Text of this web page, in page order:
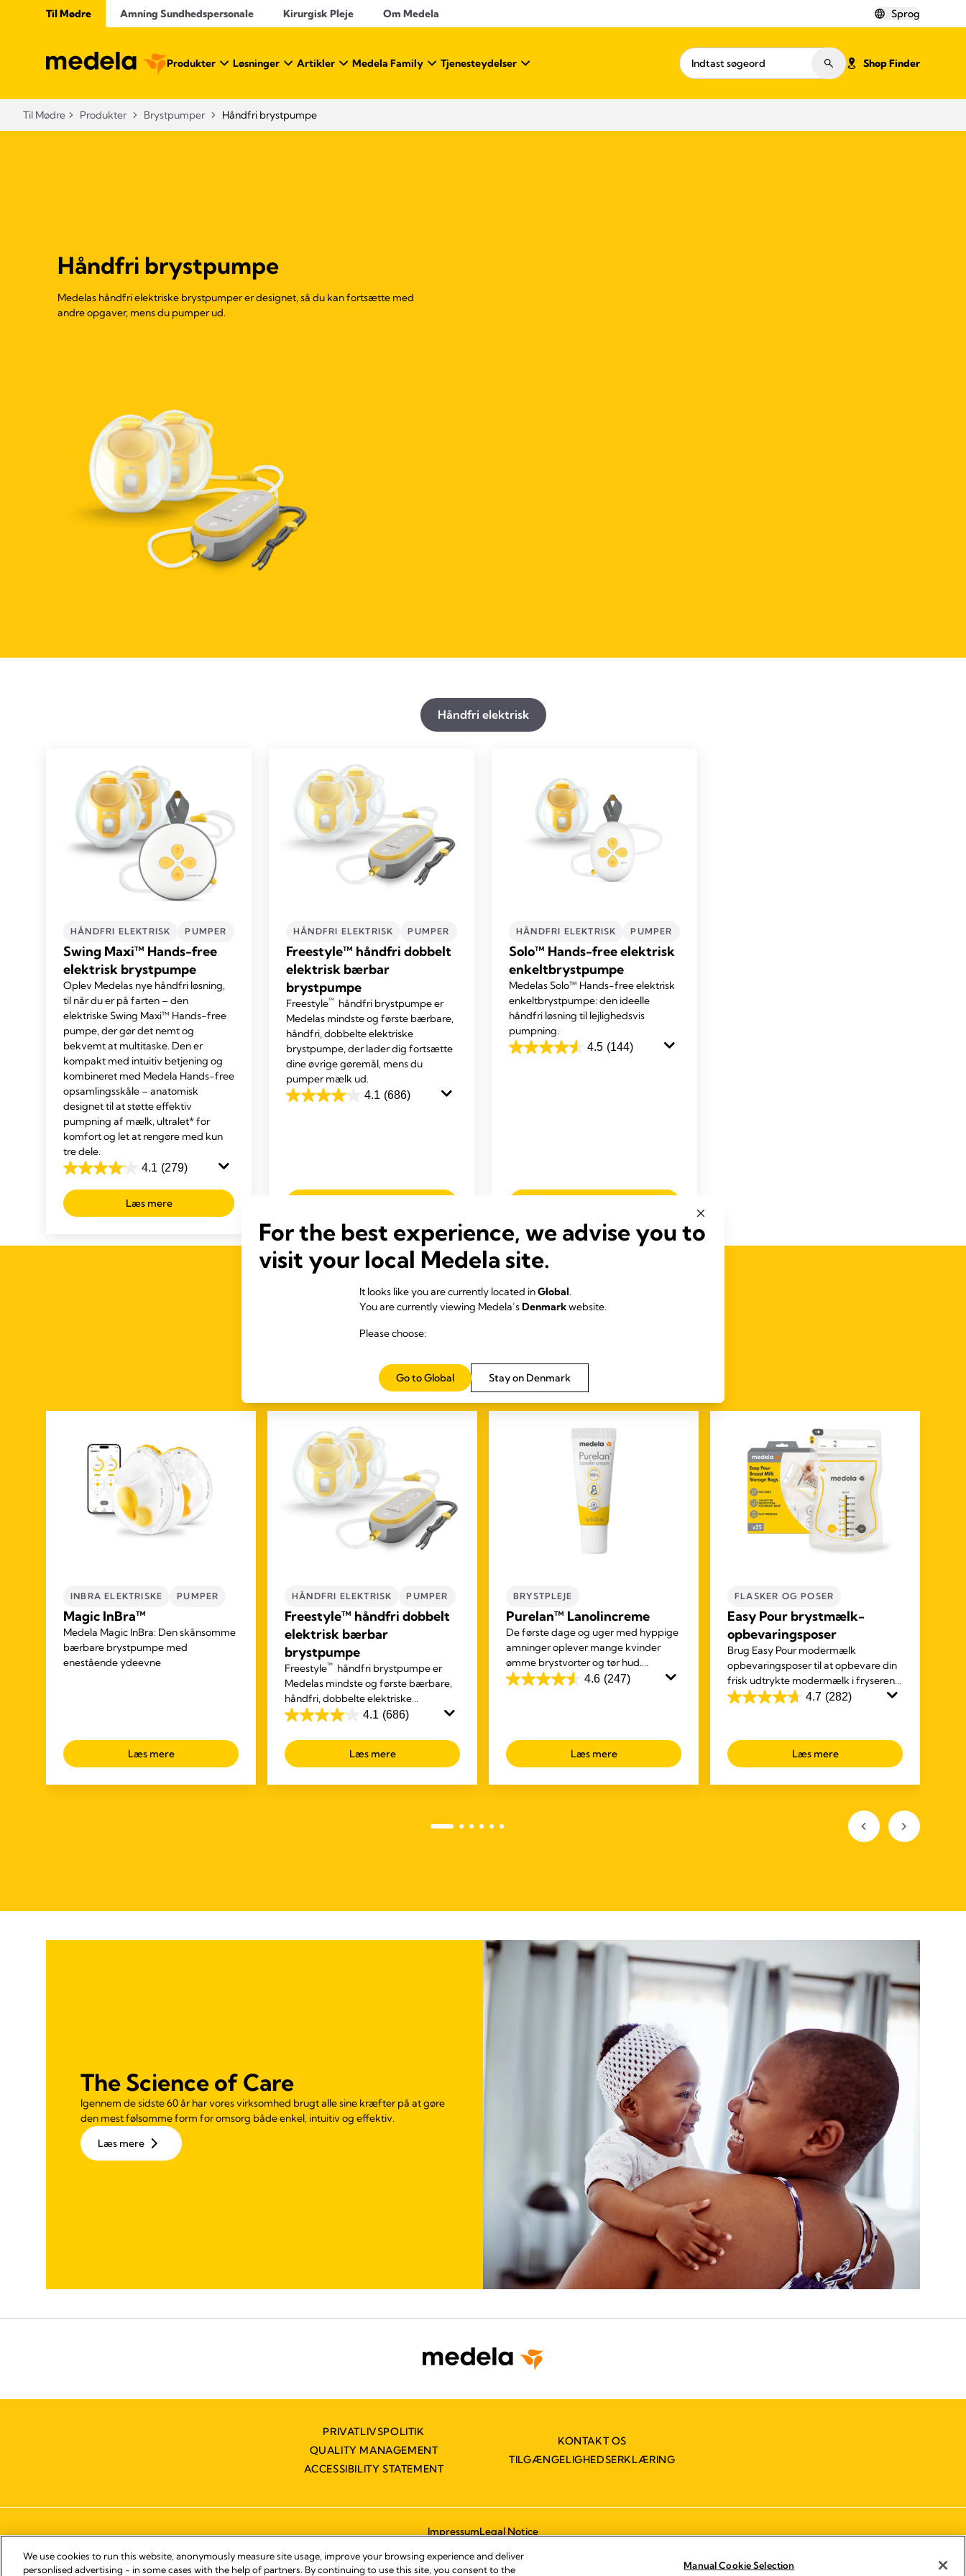
Til Mødre Amning Sundhedspersonale Kirurgisk Pleje Om Medela Sprog
Produkter Løsninger Artikler Medela Family Tjenesteydelser Shop Finder
Til Mødre Produkter Brystpumper Håndfri brystpumpe
Håndfri brystpumpe
Medelas håndfri elektriske brystpumper er designet, så du kan fortsætte med
andre opgaver, mens du pumper ud.
Håndfri elektrisk
HÅNDFRI ELEKTRISK PUMPER
Swing Maxi™ Hands-free
elektrisk brystpumpe
Oplev Medelas nye håndfri løsning,
til når du er på farten – den
elektriske Swing Maxi™ Hands-free
pumpe, der gør det nemt og
bekvemt at multitaske. Den er
kompakt med intuitiv betjening og
kombineret med Medela Hands-free
opsamlingsskåle – anatomisk
designet til at støtte effektiv
pumpning af mælk, ultralet* for
komfort og let at rengøre med kun
tre dele.
4.1 (279)
4.1
ud
af
stjerner.
Læs mere
HÅNDFRI ELEKTRISK PUMPER
Freestyle™ håndfri dobbelt
elektrisk bærbar
brystpumpe
Freestyle™ håndfri brystpumpe er
Medelas mindste og første bærbare,
håndfri, dobbelte elektriske
brystpumpe, der lader dig fortsætte
dine øvrige gøremål, mens du
pumper mælk ud.
4.1 (686)
4.1
686
HÅNDFRI ELEKTRISK PUMPER
Solo™ Hands-free elektrisk
enkeltbrystpumpe
Medelas Solo™ Hands-free elektrisk
enkeltbrystpumpe: den ideelle
håndfri løsning til lejlighedsvis
pumpning.
4.5 (144)
4.5
Our Bestsellers
INBRA ELEKTRISKE PUMPER
Magic InBra™
Medela Magic InBra: Den skånsomme
bærbare brystpumpe med
enestående ydeevne
Læs mere
HÅNDFRI ELEKTRISK PUMPER
Freestyle™ håndfri dobbelt
elektrisk bærbar
brystpumpe
Freestyle™ håndfri brystpumpe er
Medelas mindste og første bærbare,
håndfri, dobbelte elektriske
brystpumpe, der lader dig fortsætte
pumper mælk ud.
4.1 (686)
4.1
ud
af
Læs mere
BRYSTPLEJE
Purelan™ Lanolincreme
De første dage og uger med hyppige
amninger oplever mange kvinder
ømme brystvorter og tør hud.
Purelan™ lanolincreme er
4.6 (247)
4.6
5
stjerner.
Læs mere
FLASKER OG POSER
Easy Pour brystmælk-
opbevaringsposer
Brug Easy Pour modermælk
opbevaringsposer til at opbevare din
frisk udtrykte modermælk i fryseren
eller køleskabet. Vores unikke tude
4.7 (282)
4.7
af
5
Læs mere
The Science of Care
Igennem de sidste 60 år har vores virksomhed brugt alle sine kræfter på at gøre
den mest følsomme form for omsorg både enkel, intuitiv og effektiv.
Læs mere
PRIVATLIVSPOLITIK
QUALITY MANAGEMENT
ACCESSIBILITY STATEMENT
KONTAKT OS
TILGÆNGELIGHEDSERKLÆRING
ImpressumLegal Notice
For the best experience, we advise you to
visit your local Medela site.
It looks like you are currently located inGlobal.
You are currently viewing Medela’sDenmarkwebsite.
Please choose:
Stay on Denmark
Go to Global
We use cookies to run this website, anonymously measure site usage, improve your browsing experience and deliver
personlised advertising - in some cases with the help of partners. By continuing to use this site, you consent to the
Manual Cookie Selection